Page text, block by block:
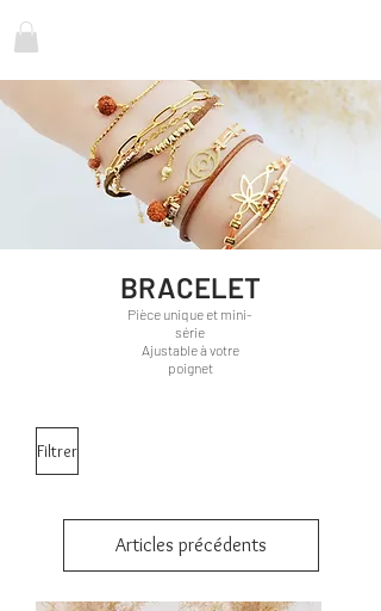
BRACELET
Pièce unique et mini-
série
Ajustable à votre
poignet
Filtrer
Articles précédents